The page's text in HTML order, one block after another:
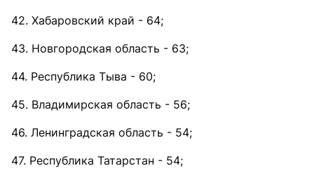
42. Хабаровский край - 64;
43. Новгородская область - 63;
44. Республика Тыва - 60;
45. Владимирская область - 56;
46. Ленинградская область - 54;
47. Республика Татарстан - 54;